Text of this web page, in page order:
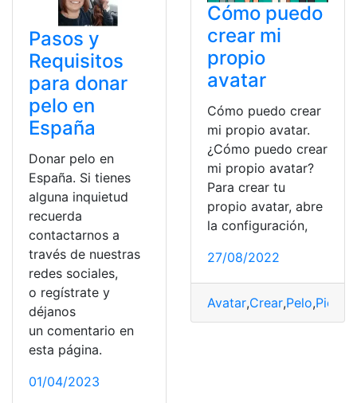
Pasos y
Requisitos
para donar
pelo en
España
Donar pelo en
España. Si tienes
alguna inquietud
recuerda
contactarnos a
través de nuestras
redes sociales,
o regístrate y
déjanos
un comentario en
esta página.
01/04/2023
Cómo puedo
crear mi
propio
avatar
Cómo puedo crear
mi propio avatar.
¿Cómo puedo crear
mi propio avatar?
Para crear tu
propio avatar, abre
la configuración,
27/08/2022
Avatar,Crear,Pelo,Piel